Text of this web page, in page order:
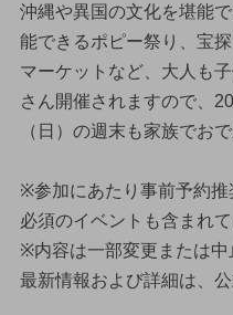
沖縄や異国の文化を堪能
能できるポピー祭り、宝
マーケットなど、大人も
さん開催されますので、
（日）の週末も家族でお
※参加にあたり事前予約
必須のイベントも含まれ
※内容は一部変更または中
最新情報および詳細は、